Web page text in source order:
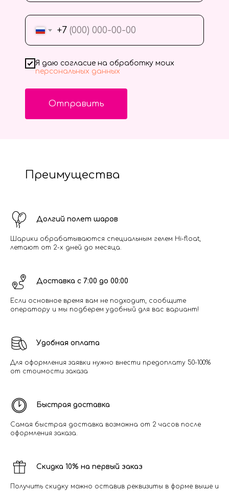
+7
Я даю согласие на обработку моих
персональных данных
Отправить
Преимущества
Долгий полет шаров
Шарики обрабатываются специальным гелем Hi-float,
летают от 2-х дней до месяца.
Доставка с 7:00 до 00:00
Если основное время вам не подходит, сообщите
оператору и мы подберем удобный для вас вариант!
Удобная оплата
Для оформления заявки нужно внести предоплату 50-100%
от стоимости заказа
Быстрая доставка
Самая быстрая доставка возможна от 2 часов после
оформления заказа.
Скидка 10% на первый заказ
Получить скидку можно оставив реквизиты в форме выше и